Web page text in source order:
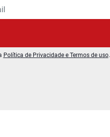
Política de Privacidade e Termos de uso.